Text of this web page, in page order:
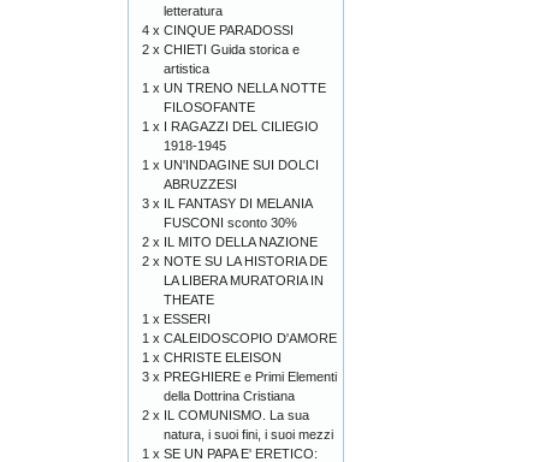
letteratura
4 x CINQUE PARADOSSI
2 x CHIETI Guida storica e
artistica
1 x UN TRENO NELLA NOTTE
FILOSOFANTE
1 x I RAGAZZI DEL CILIEGIO
1918-1945
1 x UN'INDAGINE SUI DOLCI
ABRUZZESI
3 x IL FANTASY DI MELANIA
FUSCONI sconto 30%
2 x IL MITO DELLA NAZIONE
2 x NOTE SU LA HISTORIA DE
LA LIBERA MURATORIA IN
THEATE
1 x ESSERI
1 x CALEIDOSCOPIO D'AMORE
1 x CHRISTE ELEISON
3 x PREGHIERE e Primi Elementi
della Dottrina Cristiana
2 x IL COMUNISMO. La sua
natura, i suoi fini, i suoi mezzi
1 x SE UN PAPA E' ERETICO: